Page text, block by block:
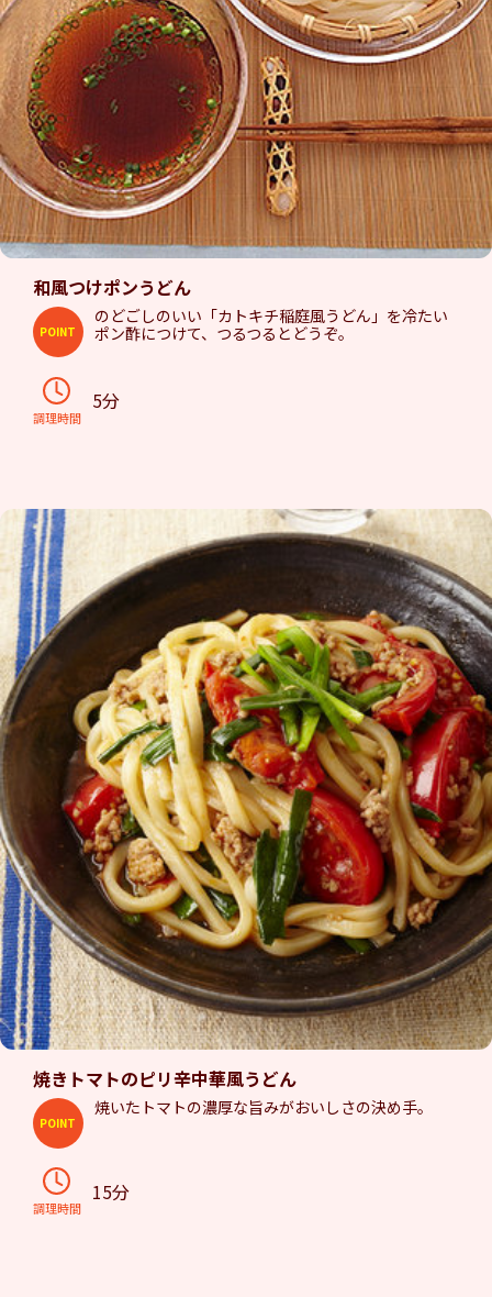
和風つけポンうどん
POINT
のどごしのいい「カトキチ稲庭風うどん」を冷たい
ポン酢につけて、つるつるとどうぞ。
調理時間
5分
焼きトマトのピリ辛中華風うどん
POINT
焼いたトマトの濃厚な旨みがおいしさの決め手。
調理時間
15分